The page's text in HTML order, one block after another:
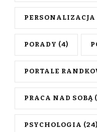
PORADY (4)
PORTALE
PRACA NAD SOBĄ
PSYCHOLOGIA (24)